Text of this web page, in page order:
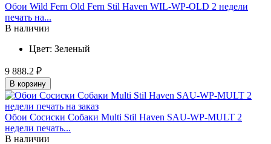
Обои Wild Fern Old Fern Stil Haven WIL-WP-OLD 2 недели
печать на...
В наличии
Цвет: Зеленый
9 888.2 ₽
В корзину
Обои Сосиски Собаки Multi Stil Haven SAU-WP-MULT 2
недели печать...
В наличии